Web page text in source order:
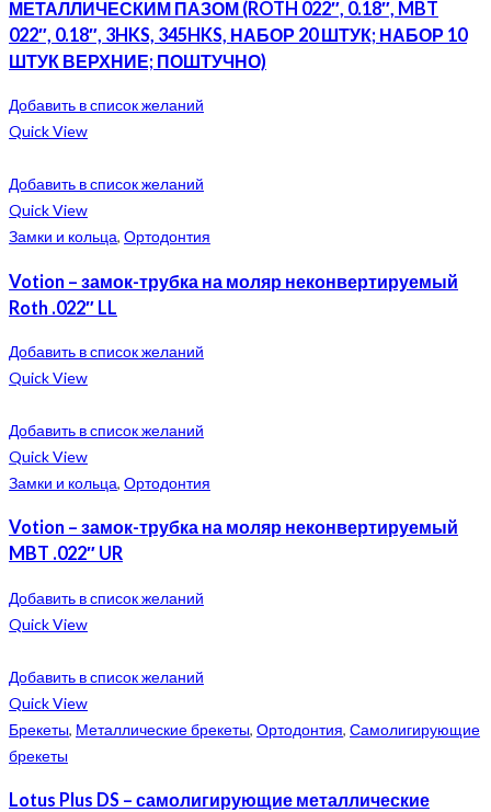
МЕТАЛЛИЧЕСКИМ ПАЗОМ (ROTH 022″, 0.18″, MBT
022″, 0.18″, 3HKS, 345HKS, НАБОР 20 ШТУК; НАБОР 10
ШТУК ВЕРХНИЕ; ПОШТУЧНО)
Добавить в список желаний
Quick View
Добавить в список желаний
Quick View
Замки и кольца, Ортодонтия
Votion – замок-трубка на моляр неконвертируемый
Roth .022″ LL
Добавить в список желаний
Quick View
Добавить в список желаний
Quick View
Замки и кольца, Ортодонтия
Votion – замок-трубка на моляр неконвертируемый
MBT .022″ UR
Добавить в список желаний
Quick View
Добавить в список желаний
Quick View
Брекеты, Металлические брекеты, Ортодонтия, Самолигирующие
брекеты
Lotus Plus DS – самолигирующие металлические